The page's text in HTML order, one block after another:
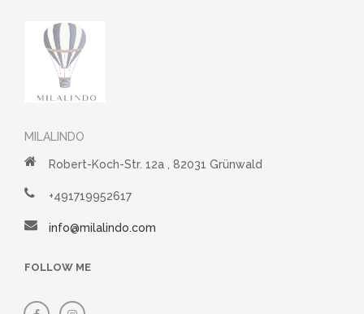
MILALINDO
Robert-Koch-Str. 12a , 82031 Grünwald
+491719952617
info@milalindo.com
FOLLOW ME